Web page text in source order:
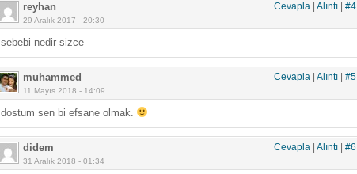
reyhan
29 Aralık 2017 - 20:30
Cevapla| Alıntı| #4
sebebi nedir sizce
muhammed
11 Mayıs 2018 - 14:09
Cevapla| Alıntı| #5
dostum sen bi efsane olmak.
didem
31 Aralık 2018 - 01:34
Cevapla| Alıntı| #6